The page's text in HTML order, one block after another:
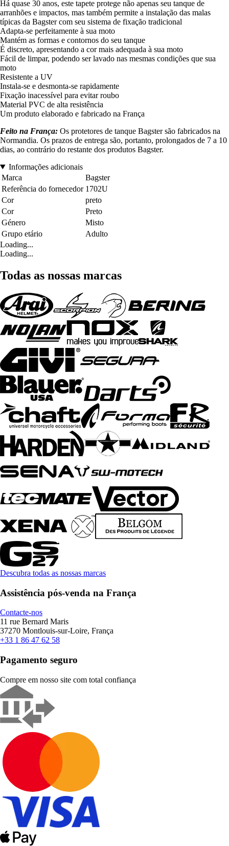
Há quase 30 anos, este tapete protege não apenas seu tanque de
arranhões e impactos, mas também permite a instalação das malas
típicas da Bagster com seu sistema de fixação tradicional
Adapta-se perfeitamente à sua moto
Mantém as formas e contornos do seu tanque
É discreto, apresentando a cor mais adequada à sua moto
Fácil de limpar, podendo ser lavado nas mesmas condições que sua
moto
Resistente a UV
Instala-se e desmonta-se rapidamente
Fixação inacessível para evitar roubo
Material PVC de alta resistência
Um produto elaborado e fabricado na França
Feito na França: Os protetores de tanque Bagster são fabricados na
Normandia. Os prazos de entrega são, portanto, prolongados de 7 a 10
dias, ao contrário do restante dos produtos Bagster.
Informações adicionais
Marca
Bagster
Referência do fornecedor 1702U
Cor
preto
Cor
Preto
Género
Misto
Grupo etário
Adulto
Loading...
Loading...
Todas as nossas marcas
Descubra todas as nossas marcas
Assistência pós-venda na França
Contacte-nos
11 rue Bernard Maris
37270 Montlouis-sur-Loire, França
+33 1 86 47 62 58
Pagamento seguro
Compre em nosso site com total confiança